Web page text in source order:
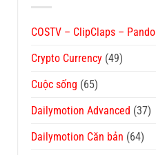
COSTV – ClipClaps – Pando
Crypto Currency (49)
Cuộc sống (65)
Dailymotion Advanced (37)
Dailymotion Căn bản (64)